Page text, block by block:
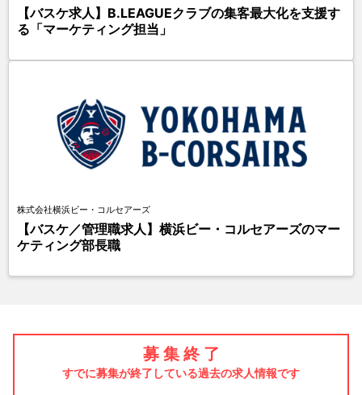
【バスケ求人】B.LEAGUEクラブの集客最大化を支援す
る「マーケティング担当」
株式会社横浜ビー・コルセアーズ
【バスケ／管理職求人】横浜ビー・コルセアーズのマー
ケティング部長職
募 集 終 了
すでに募集が終了している過去の求人情報です